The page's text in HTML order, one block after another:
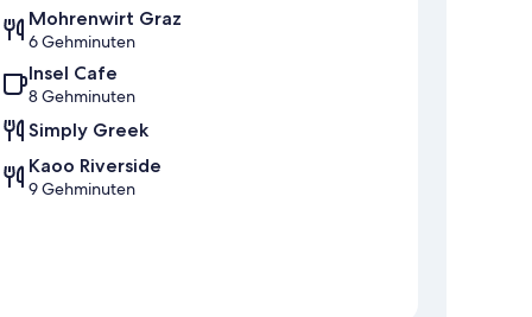
Mohrenwirt Graz
6 Gehminuten
Insel Cafe
8 Gehminuten
Simply Greek
Kaoo Riverside
9 Gehminuten